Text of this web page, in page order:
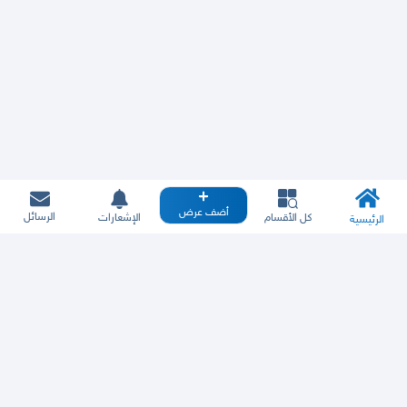
الرئيسية كل الأقسام أضف عرض الإشعارات الرسائل